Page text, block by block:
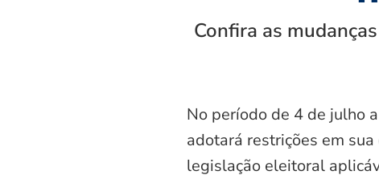
Confira as
No período de 4 de julho
adotará restrições em
legislação eleitoral